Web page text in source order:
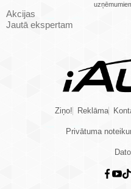
Akcijas
Jautā ekspertam
Ziņo! Reklāma
Privātuma